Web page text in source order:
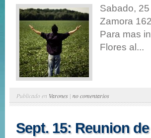
Sabado,
Zamora
Para mas
Flores al...
Publicado en Varones | no comentarios
Sept. 15: Reunion